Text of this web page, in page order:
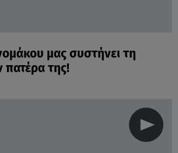
μας συστήνει τη
πατέρα της!